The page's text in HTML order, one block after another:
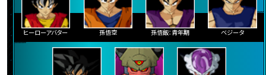
ヒーローアバター 孫悟空 孫悟飯：青年期 ベジータ